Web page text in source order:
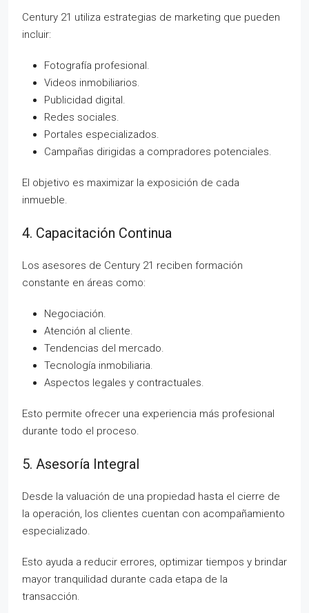
Century 21 utiliza estrategias de marketing que pueden
incluir:
Fotografía profesional.
Videos inmobiliarios.
Publicidad digital.
Redes sociales.
Portales especializados.
Campañas dirigidas a compradores potenciales.
El objetivo es maximizar la exposición de cada
inmueble.
4. Capacitación Continua
Los asesores de Century 21 reciben formación
constante en áreas como:
Negociación.
Atención al cliente.
Tendencias del mercado.
Tecnología inmobiliaria.
Aspectos legales y contractuales.
Esto permite ofrecer una experiencia más profesional
durante todo el proceso.
5. Asesoría Integral
Desde la valuación de una propiedad hasta el cierre de
la operación, los clientes cuentan con acompañamiento
especializado.
Esto ayuda a reducir errores, optimizar tiempos y brindar
mayor tranquilidad durante cada etapa de la
transacción.